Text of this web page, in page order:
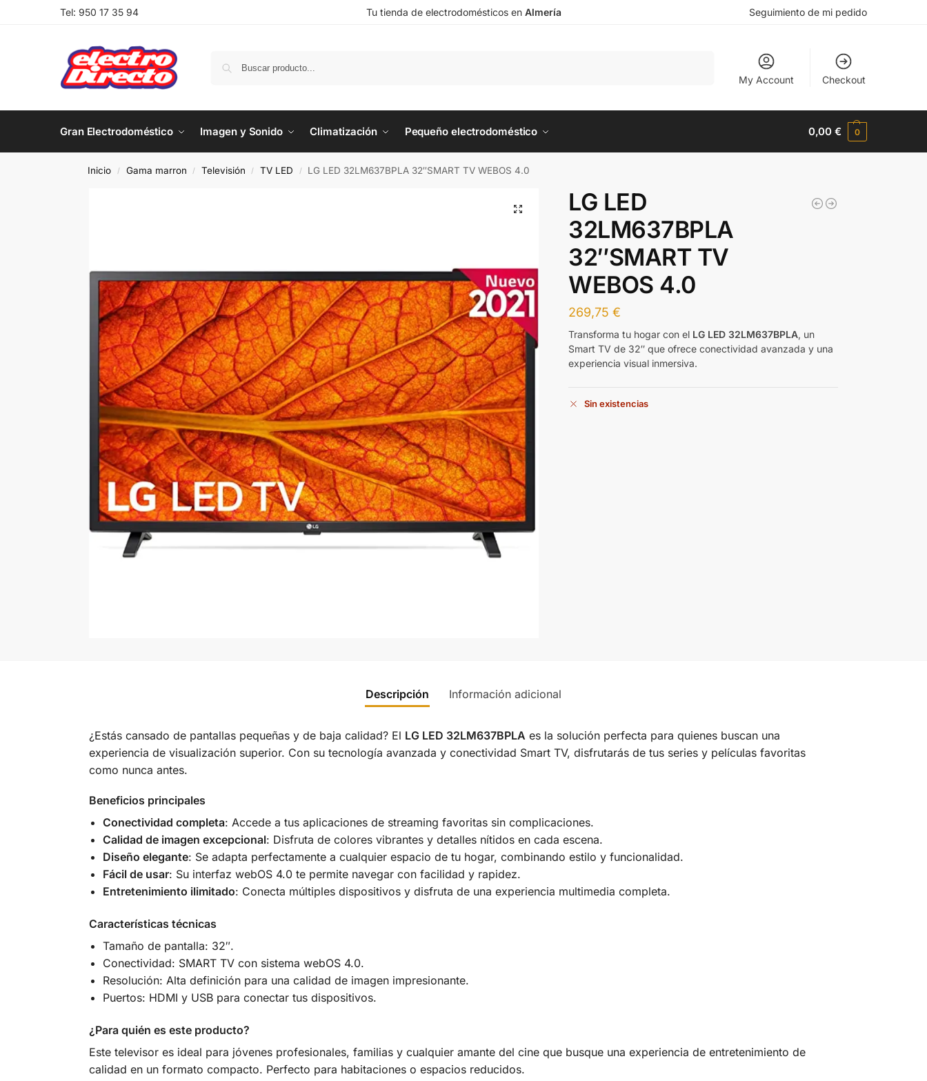
Tel: 950 17 35 94 Tu tienda de electrodomésticos en Almería Seguimiento de mi pedido
My Account Checkout
Gran Electrodoméstico Imagen y Sonido Climatización Pequeño electrodoméstico 0,00€ 0
Inicio / Gama marron / Televisión / TV LED / LG LED 32LM637BPLA 32″SMART TV WEBOS 4.0
LG LED
32LM637BPLA
32″SMART TV
WEBOS 4.0
269,75€
Transforma tu hogar con el LG LED 32LM637BPLA, un
Smart TV de 32″ que ofrece conectividad avanzada y una
experiencia visual inmersiva.
Sin existencias
Descripción Información adicional
¿Estás cansado de pantallas pequeñas y de baja calidad? El LG LED 32LM637BPLA es la solución perfecta para quienes buscan una
experiencia de visualización superior. Con su tecnología avanzada y conectividad Smart TV, disfrutarás de tus series y películas favoritas
como nunca antes.
Beneficios principales
Conectividad completa: Accede a tus aplicaciones de streaming favoritas sin complicaciones.
Calidad de imagen excepcional: Disfruta de colores vibrantes y detalles nítidos en cada escena.
Diseño elegante: Se adapta perfectamente a cualquier espacio de tu hogar, combinando estilo y funcionalidad.
Fácil de usar: Su interfaz webOS 4.0 te permite navegar con facilidad y rapidez.
Entretenimiento ilimitado: Conecta múltiples dispositivos y disfruta de una experiencia multimedia completa.
Características técnicas
Tamaño de pantalla: 32″.
Conectividad: SMART TV con sistema webOS 4.0.
Resolución: Alta definición para una calidad de imagen impresionante.
Puertos: HDMI y USB para conectar tus dispositivos.
¿Para quién es este producto?
Este televisor es ideal para jóvenes profesionales, familias y cualquier amante del cine que busque una experiencia de entretenimiento de
calidad en un formato compacto. Perfecto para habitaciones o espacios reducidos.